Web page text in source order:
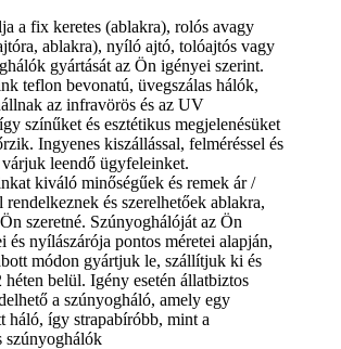
a fix keretes (ablakra), rolós avagy
ablakra), nyíló ajtó, tolóajtós vagy
gyártását az Ön igényei szerint.
teflon bevonatú, üvegszálas hálók,
az infravörös és az UV
színűket és esztétikus megjelenésüket
Ingyenes kiszállással, felméréssel és
várjuk leendő ügyfeleinket.
kiváló minőségűek és remek ár /
rendelkeznek és szerelhetőek ablakra,
szeretné. Szúnyoghálóját az Ön
és nyílászárója pontos méretei alapján,
módon gyártjuk le, szállítjuk ki és
belül. Igény esetén állatbiztos
a szúnyogháló, amely egy
háló, így strapabíróbb, mint a
szúnyoghálók